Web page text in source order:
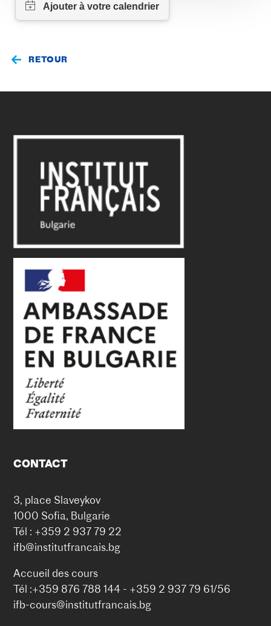
RETOUR
CONTACT
3, place Slaveykov
1000 Sofia, Bulgarie
Tél : +359 2 937 79 22
ifb@institutfrancais.bg
Accueil des cours
Tél :+359 876 788 144 - +359 2 937 79 61/56
ifb-cours@institutfrancais.bg